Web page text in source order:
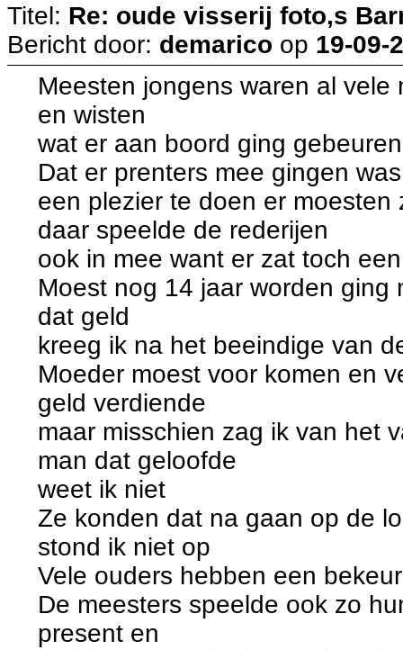
Titel: Re: oude visserij foto,s
Bericht door: demarico op 19-09-
Meesten jongens waren al
en wisten
wat er aan boord ging
Dat er prenters mee gingen
een plezier te doen er
daar speelde de rederijen
ook in mee want er zat toch
Moest nog 14 jaar worden
dat geld
kreeg ik na het beeindige van
Moeder moest voor komen en
geld verdiende
maar misschien zag ik van het
man dat geloofde
weet ik niet
Ze konden dat na gaan op de
stond ik niet op
Vele ouders hebben een
De meesters speelde ook zo
present en